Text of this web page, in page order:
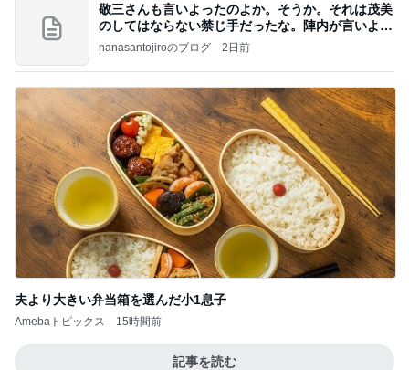
敬三さんも言いよったのよか。そうか。それは茂美
のしてはならない禁じ手だったな。陣内が言いよる
のよ
nanasantojiroのブログ 2日前
夫より大きい弁当箱を選んだ小1息子
Amebaトピックス 15時間前
記事を読む